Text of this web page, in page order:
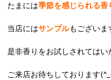
たまには季節を感じられる香
当店にはサンプルもございま
是非香りをお試しされてはい
ご来店お待ちしております